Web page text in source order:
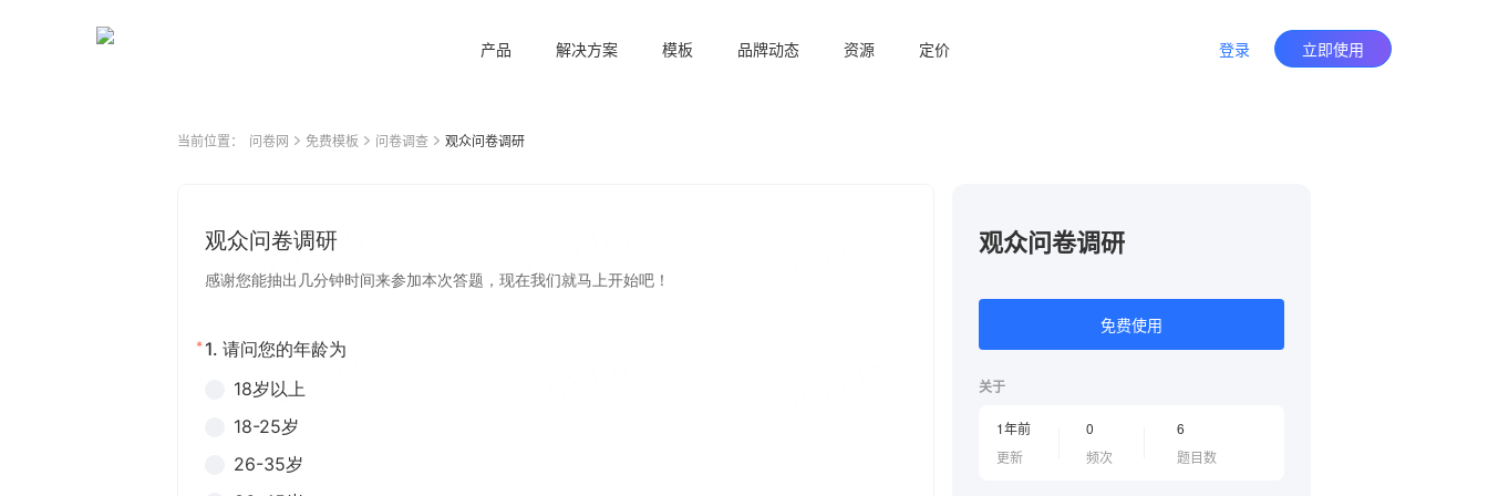
产品 解决方案 模板 品牌动态 资源 定价 登录 立即使用
当前位置： 问卷网 免费模板 问卷调查 观众问卷调研
观众问卷调研
免费使用
关于
1年前
更新
0
频次
6
题目数